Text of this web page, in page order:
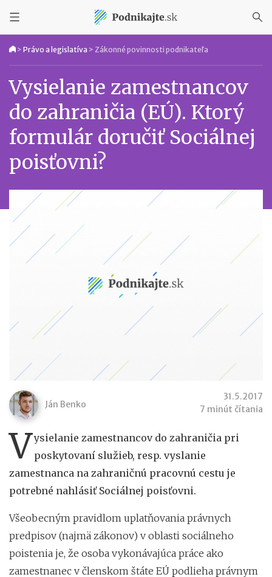
> Právo a legislatíva > Zákonné povinnosti podnikateľa
Vysielanie zamestnancov
do zahraničia (EÚ). Ktorý
formulár doručiť Sociálnej
poisťovni?
Ján Benko
31.5.2017
7 minút čítania
Vysielanie zamestnancov do zahraničia pri
poskytovaní služieb, resp. vyslanie
zamestnanca na zahraničnú pracovnú cestu je
potrebné nahlásiť Sociálnej poisťovni.
Všeobecným pravidlom uplatňovania právnych
predpisov (najmä zákonov) v oblasti sociálneho
poistenia je, že osoba vykonávajúca práce ako
zamestnanec v členskom štáte EÚ podlieha právnym